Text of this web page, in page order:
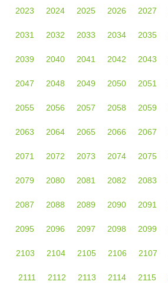
2023 2024 2025 2026 2027
2031 2032 2033 2034 2035
2039 2040 2041 2042 2043
2047 2048 2049 2050 2051
2055 2056 2057 2058 2059
2063 2064 2065 2066 2067
2071 2072 2073 2074 2075
2079 2080 2081 2082 2083
2087 2088 2089 2090 2091
2095 2096 2097 2098 2099
2103 2104 2105 2106 2107
2111 2112 2113 2114 2115